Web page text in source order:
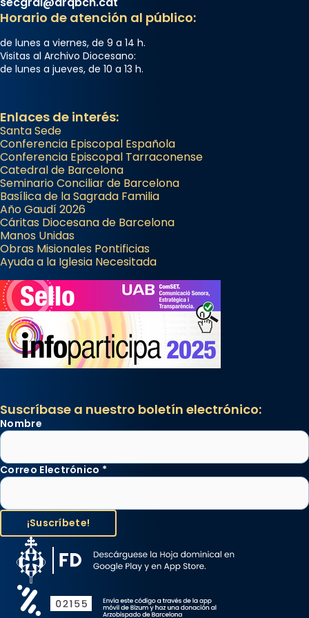
Arquebisbat de Barcelona
2 weeks ago
Memòria de les santes Juliana i
Semproniana, verges i màrtirs.
que les santes Juliana (“relatiu a Júlia”) i
Semproniana (“relatiu a Semprònia =
eterna”) són deixebles seves. I l’any 1667, el
frare Joan Gaspar Roig, afirma en una obra
que les santes són filles de l’antiga Iluro.
Mataró en reivindicarà les relíq
...Ver más
Foto
View on Facebook · Share
Horario de atención al público:
de lunes a viernes, de 9 a 14 h.
Visitas al Archivo Diocesano:
de lunes a jueves, de 10 a 13 h.
Enlaces de interés:
Santa Sede
Conferencia Episcopal Española
Conferencia Episcopal Tarraconense
Catedral de Barcelona
Seminario Conciliar de Barcelona
Basílica de la Sagrada Familia
Año Gaudí 2026
Cáritas Diocesana de Barcelona
Manos Unidas
Obras Misionales Pontificias
Ayuda a la Iglesia Necesitada
Suscríbase a nuestro boletín electrónico:
Nombre
Correo Electrónico *